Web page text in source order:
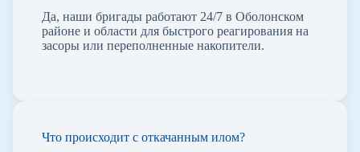
Да, наши бригады работают 24/7 в Оболонском
районе и области для быстрого реагирования на
засоры или переполненные накопители.
Что происходит с откачанным илом?